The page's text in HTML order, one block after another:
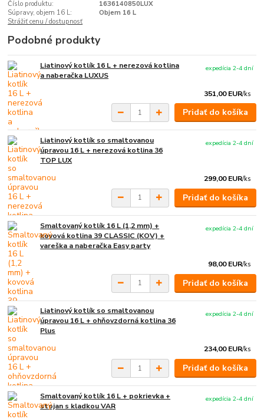
Číslo produktu:
1636140850LUX
Súpravy, objem 16 L:
Objem 16 L
Strážiť cenu / dostupnosť
Podobné produkty
Liatinový kotlík 16 L + nerezová kotlina
a naberačka LUXUS
351,00 EUR/ks
expedícia 2-4 dní
Pridať do košíka
Liatinový kotlík so smaltovanou
úpravou 16 L + nerezová kotlina 36
TOP LUX
299,00 EUR/ks
expedícia 2-4 dní
Pridať do košíka
Smaltovaný kotlík 16 L (1,2 mm) +
kovová kotlina 39 CLASSIC (KOV) +
vareška a naberačka Easy party
98,00 EUR/ks
expedícia 2-4 dní
Pridať do košíka
Liatinový kotlík so smaltovanou
úpravou 16 L + ohňovzdorná kotlina 36
Plus
234,00 EUR/ks
expedícia 2-4 dní
Pridať do košíka
Smaltovaný kotlík 16 L + pokrievka +
stojan s kladkou VAR
expedícia 2-4 dní